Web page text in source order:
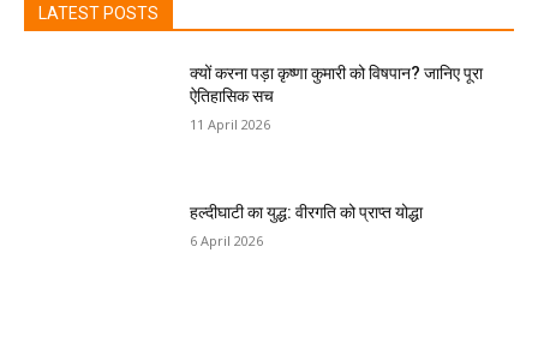
LATEST POSTS
क्यों करना पड़ा कृष्णा कुमारी को विषपान? जानिए पूरा
ऐतिहासिक सच
11 April 2026
हल्दीघाटी का युद्ध: वीरगति को प्राप्त योद्धा
6 April 2026